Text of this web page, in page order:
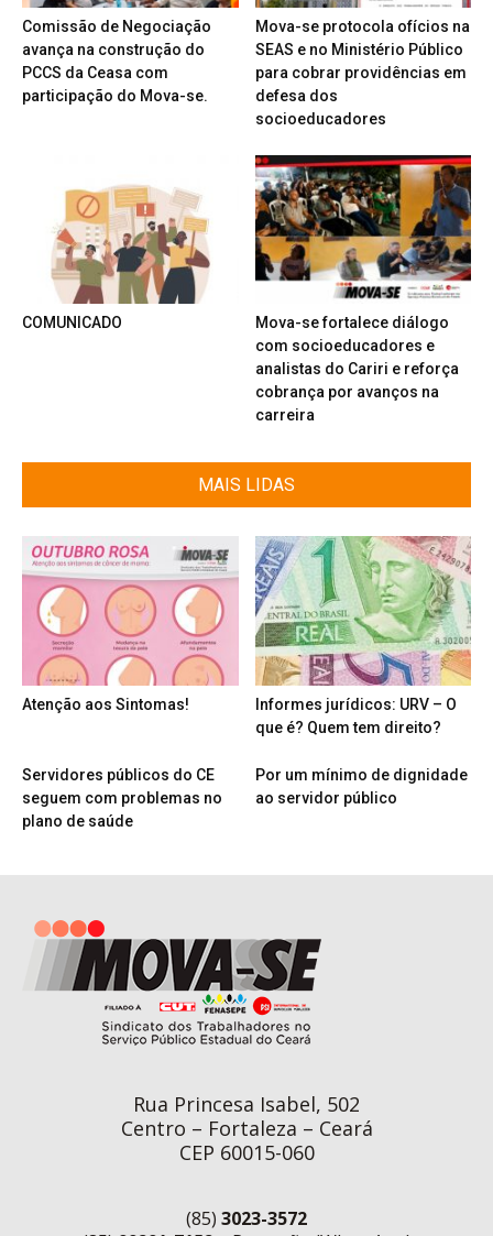
Comissão de Negociação
avança na construção do
PCCS da Ceasa com
participação do Mova-se.
Mova-se protocola ofícios na
SEAS e no Ministério Público
para cobrar providências em
defesa dos
socioeducadores
COMUNICADO
Mova-se fortalece diálogo
com socioeducadores e
analistas do Cariri e reforça
cobrança por avanços na
carreira
MAIS LIDAS
Atenção aos Sintomas!
Informes jurídicos: URV – O
que é? Quem tem direito?
Servidores públicos do CE
seguem com problemas no
plano de saúde
Por um mínimo de dignidade
ao servidor público
Rua Princesa Isabel, 502
Centro – Fortaleza – Ceará
CEP 60015-060
(85) 3023-3572